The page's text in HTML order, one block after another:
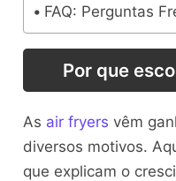
FAQ: Perguntas
Por que
As air fryers vêm
diversos motivos.
que explicam o